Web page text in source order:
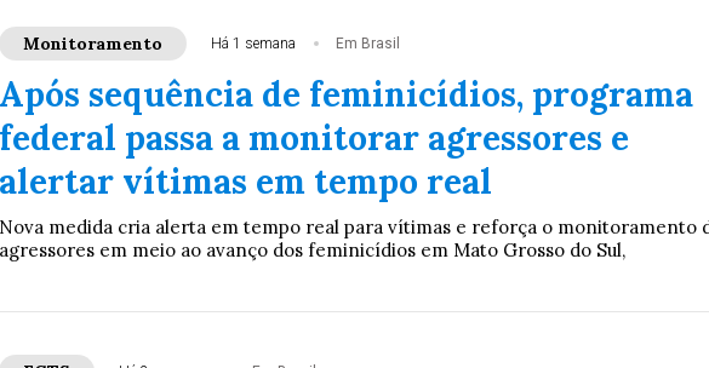
Monitoramento Há 1 semana Em Brasil
Após sequência de feminicídios, programa
federal passa a monitorar agressores e
alertar vítimas em tempo real
Nova medida cria alerta em tempo real para vítimas e reforça o monitoramento
agressores em meio ao avanço dos feminicídios em Mato Grosso do Sul,